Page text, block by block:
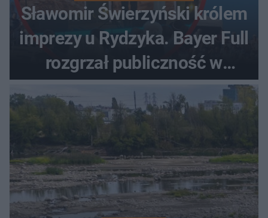
Sławomir Świerzyński królem
imprezy u Rydzyka. Bayer Full
rozgrzał publiczność w
Toruniu